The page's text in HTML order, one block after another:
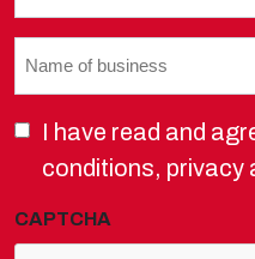
of
(Required)
I have read and
conditions, privacy
CAPTCHA